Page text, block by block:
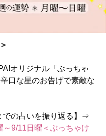
オリジナル「ぶっちゃ
口な星のお告げで素敵な
での占いを振り返る】⇒
～9/11日曜＜ぶっちゃけ